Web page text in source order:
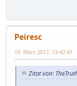
Peiresc
10. März 2017, 13:42:47
Zitat von: